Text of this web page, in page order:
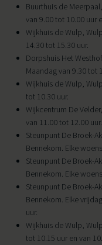
Buurthuis de
van 9.00 tot 10.00 uur
Wijkhuis de Wulp,
14.30 tot 15.30 uur.
Dorpshuis Het
Maandag van 9.30 tot
Wijkhuis de Wulp,
tot 10.30 uur.
Wijkcentrum De
van 11.00 tot 12.00 uur.
Steunpunt De Broek-
Bennekom. Elke
Steunpunt De Broek-
Bennekom. Elke
Steunpunt De Broek-
Bennekom. Elke
uur.
Wijkhuis de Wulp,
tot 10.15 uur en van